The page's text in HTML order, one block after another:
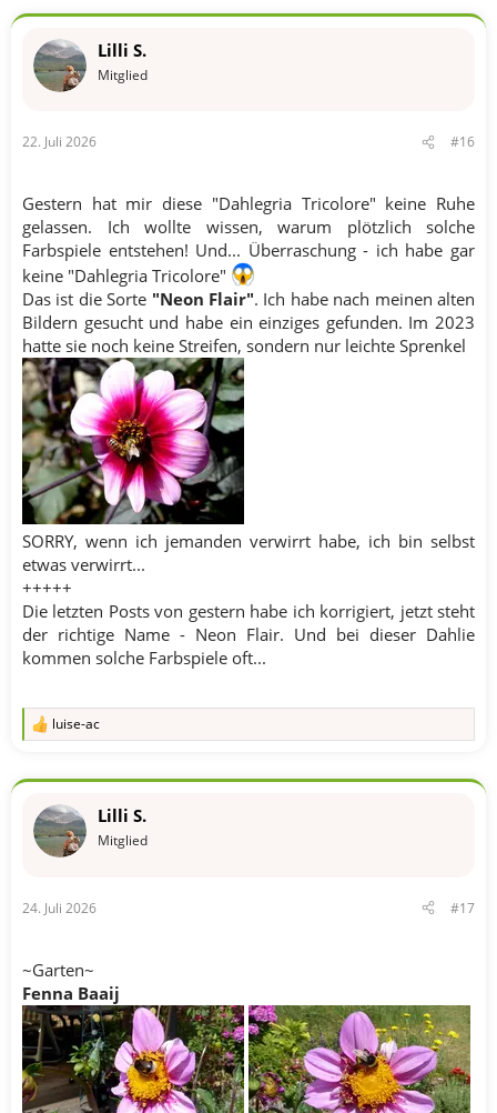
Lilli S.
Mitglied
22. Juli 2026 #16
Gestern hat mir diese "Dahlegria Tricolore" keine Ruhe
gelassen. Ich wollte wissen, warum plötzlich solche
Farbspiele entstehen! Und... Überraschung - ich habe gar
keine "Dahlegria Tricolore"
Das ist die Sorte "Neon Flair". Ich habe nach meinen alten
Bildern gesucht und habe ein einziges gefunden. Im 2023
hatte sie noch keine Streifen, sondern nur leichte Sprenkel
SORRY, wenn ich jemanden verwirrt habe, ich bin selbst
etwas verwirrt...
+++++
Die letzten Posts von gestern habe ich korrigiert, jetzt steht
der richtige Name - Neon Flair. Und bei dieser Dahlie
kommen solche Farbspiele oft...​
R
k
o
:
luise-ac
Lilli S.
Mitglied
24. Juli 2026 #17
~Garten~
Fenna Baaij